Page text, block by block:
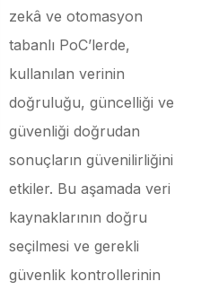
zekâ ve otomasyon
tabanlı PoC’lerde,
kullanılan verinin
doğruluğu, güncelliği ve
güvenliği doğrudan
sonuçların güvenilirliğini
etkiler. Bu aşamada veri
kaynaklarının doğru
seçilmesi ve gerekli
güvenlik kontrollerinin